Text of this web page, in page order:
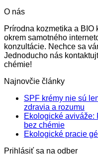
O nás
Prírodna kozmetika a BIO
okrem samotného
konzultácie. Nechce sa
Jednoducho nás
chémie!
Najnovčie články
SPF krémy nie sú
zdravia a rozumu
Ekologické aviváže:
bez chémieŽiadne
Ekologické pracie
Prihlásiť sa na odber